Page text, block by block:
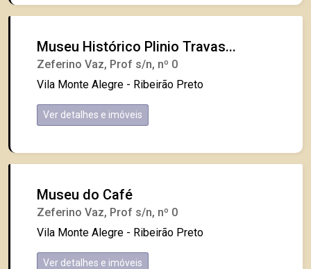
Museu Histórico Plinio Travas...
Zeferino Vaz, Prof s/n, nº 0
Vila Monte Alegre - Ribeirão Preto
Ver detalhes e imóveis
Museu do Café
Zeferino Vaz, Prof s/n, nº 0
Vila Monte Alegre - Ribeirão Preto
Ver detalhes e imóveis